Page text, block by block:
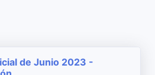
de Junio 2023 -